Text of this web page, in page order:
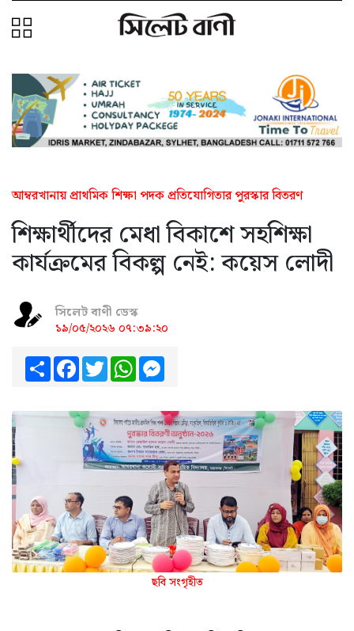
আম্বরখানায় প্রাথমিক শিক্ষা পদক প্রতিযোগিতার পুরস্কার বিতরণ
শিক্ষার্থীদের মেধা বিকাশে সহশিক্ষা
কার্যক্রমের বিকল্প নেই: কয়েস লোদী
সিলেট বাণী ডেস্ক
১৯/০৫/২০২৬ ০৭:৩৯:২০
ShareFacebook
TwitterWhatsApp
ছবি সংগৃহীত